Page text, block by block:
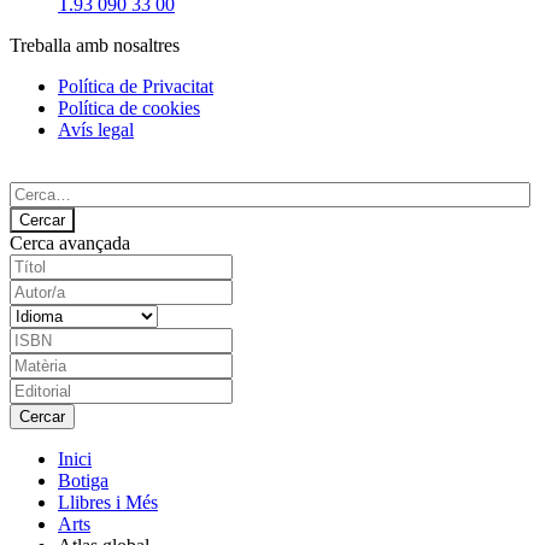
T.93 090 33 00
Treballa amb nosaltres
Política de Privacitat
Política de cookies
Avís legal
Cerca avançada
Inici
Botiga
Llibres i Més
Arts